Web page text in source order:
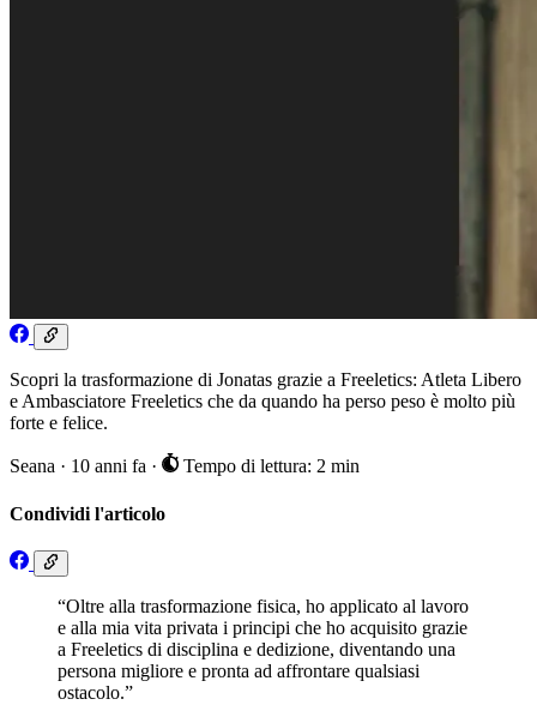
Scopri la trasformazione di Jonatas grazie a Freeletics: Atleta Libero
e Ambasciatore Freeletics che da quando ha perso peso è molto più
forte e felice.
Seana · 10 anni fa · Tempo di lettura: 2 min
Condividi l'articolo
“Oltre alla trasformazione fisica, ho applicato al lavoro
e alla mia vita privata i principi che ho acquisito grazie
a Freeletics di disciplina e dedizione, diventando una
persona migliore e pronta ad affrontare qualsiasi
ostacolo.”